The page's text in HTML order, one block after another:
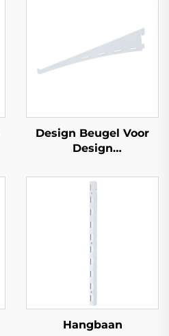
Design Beugel Voor
Design
Hangbaan